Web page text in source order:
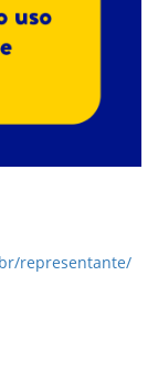
representante/